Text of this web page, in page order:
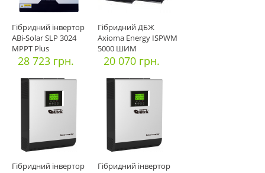
Гібридний інвертор
ABi-Solar SLP 3024
MPPT Plus
28 723 грн.
Гібридний ДБЖ
Axioma Energy ISPWM
5000 ШИМ
20 070 грн.
Гібридний інвертор
Гібридний інвертор